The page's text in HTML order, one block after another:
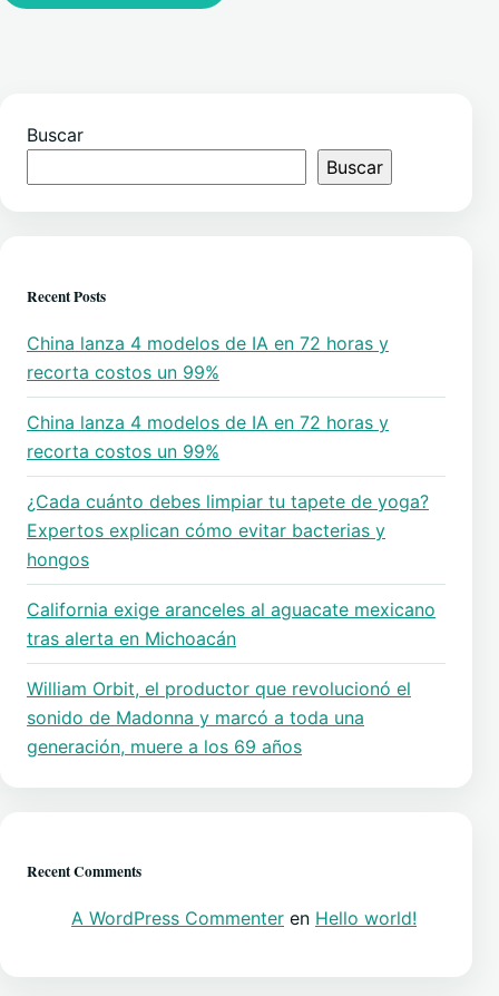
Buscar
Buscar
Recent Posts
China lanza 4 modelos de IA en 72 horas y
recorta costos un 99%
China lanza 4 modelos de IA en 72 horas y
recorta costos un 99%
¿Cada cuánto debes limpiar tu tapete de yoga?
Expertos explican cómo evitar bacterias y
hongos
California exige aranceles al aguacate mexicano
tras alerta en Michoacán
William Orbit, el productor que revolucionó el
sonido de Madonna y marcó a toda una
generación, muere a los 69 años
Recent Comments
A WordPress Commenter en Hello world!